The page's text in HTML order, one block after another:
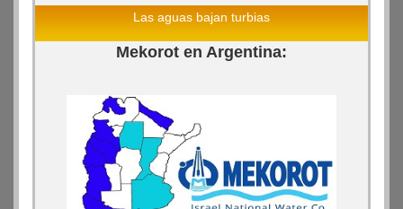
Las aguas bajan turbias
Mekorot en Argentina: